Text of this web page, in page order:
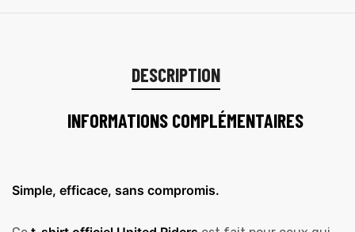
DESCRIPTION
INFORMATIONS COMPLÉMENTAIRES
Simple, efficace, sans compromis.